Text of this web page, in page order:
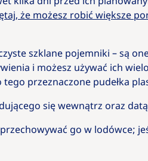
że możesz robić większe
szklane pojemniki – są
i możesz używać ich
przeznaczone pudełka
się wewnątrz oraz
go w lodówce;